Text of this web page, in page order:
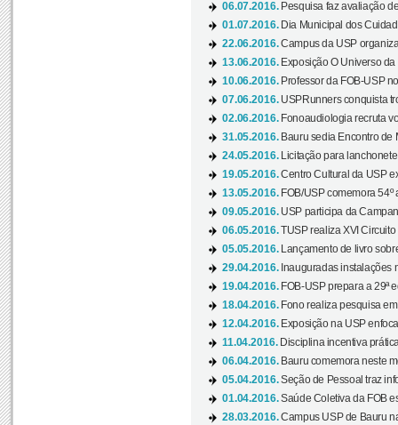
06.07.2016. Pesquisa faz avaliação
01.07.2016. Dia Municipal dos
22.06.2016.Campus da USP
13.06.2016. Exposição O Universo
10.06.2016. Professor da FOB-USP
07.06.2016. USPRunners conquista
02.06.2016. Fonoaudiologia recruta
31.05.2016. Bauru sedia Encontro de
24.05.2016.
Licitação para
19.05.2016.Centro Cultural da USP
13.05.2016. FOB/USP comemora
09.05.2016. USP participa da
06.05.2016.TUSP realiza XVI Circuito
05.05.2016.
Lançamento de livro
29.04.2016. Inauguradas instalações
19.04.2016. FOB-USP prepara a 29ª
18.04.2016. Fono realiza pesquisa
12.04.2016. Exposição na USP
11.04.2016. Disciplina incentiva
06.04.2016. Bauru comemora neste
05.04.2016.Seção de Pessoal traz
01.04.2016.Saúde Coletiva da FOB
28.03.2016.Campus USP de Bauru